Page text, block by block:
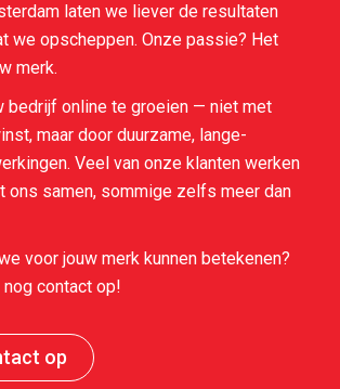
laten we liever de resultaten
we opscheppen. Onze passie? Het
merk.
bedrijf online te groeien — niet met
maar door duurzame, lange-
Veel van onze klanten werken
ons samen, sommige zelfs meer dan
voor jouw merk kunnen betekenen?
nog contact op!
op